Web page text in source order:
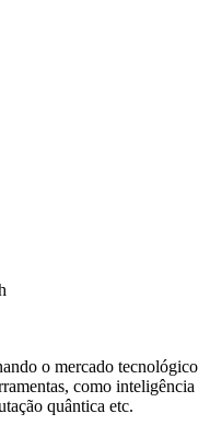
o mercado tecnológico
como inteligência
quântica etc.